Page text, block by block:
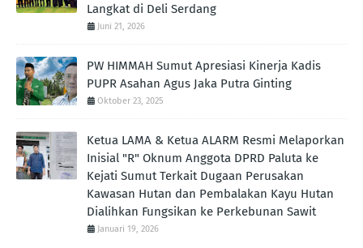
Langkat di Deli Serdang
Juni 21, 2026
PW HIMMAH Sumut Apresiasi Kinerja Kadis
PUPR Asahan Agus Jaka Putra Ginting ‎
Oktober 23, 2025
Ketua LAMA & Ketua ALARM Resmi Melaporkan
Inisial "R" Oknum Anggota DPRD Paluta ke
Kejati Sumut Terkait Dugaan Perusakan
Kawasan Hutan dan Pembalakan Kayu Hutan
Dialihkan Fungsikan ke Perkebunan Sawit
Januari 19, 2026